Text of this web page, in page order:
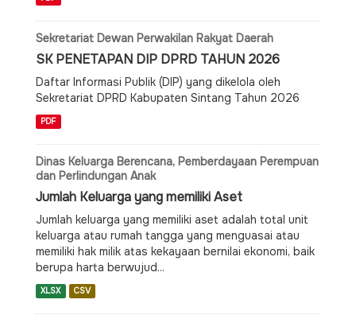
Sekretariat Dewan Perwakilan Rakyat Daerah
SK PENETAPAN DIP DPRD TAHUN 2026
Daftar Informasi Publik (DIP) yang dikelola oleh
Sekretariat DPRD Kabupaten Sintang Tahun 2026
PDF
Dinas Keluarga Berencana, Pemberdayaan Perempuan
dan Perlindungan Anak
Jumlah Keluarga yang memiliki Aset
Jumlah keluarga yang memiliki aset adalah total unit
keluarga atau rumah tangga yang menguasai atau
memiliki hak milik atas kekayaan bernilai ekonomi, baik
berupa harta berwujud...
XLSX CSV